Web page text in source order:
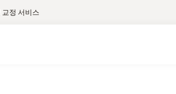
정 서비스